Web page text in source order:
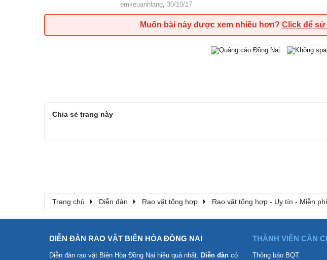
emkeuanhlang, 30/10/17
Muốn bài này được xem nhiều hơn? Click để
Chia sẻ trang này
Trang chủ Diễn đàn Rao vặt tổng hợp Rao vặt tổng hợp - Uy tín - Miễn phí
DIỄN ĐÀN RAO VẶT BIÊN HÒA ĐỒNG NAI
Diễn đàn rao vặt Biên Hòa Đồng Nai hiệu quả nhất. Diễn đàn có
THÀNH VIÊN CẦN
Thông báo BQT